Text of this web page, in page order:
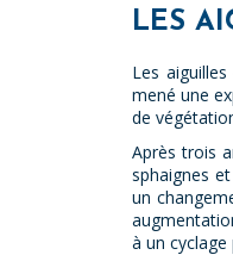
LES
Les
mené une
de
Après trois
sphaignes
un
à un